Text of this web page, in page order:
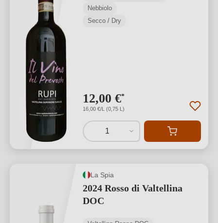
Nebbiolo
Secco / Dry
12,00 €*
16,00 €/L (0,75 L)
1
La Spia
2024 Rosso di Valtellina
DOC